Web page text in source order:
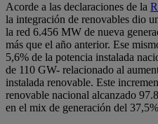
Acorde a las declaraciones de la
la integración de renovables dio
la red 6.456 MW de nueva
más que el año anterior. Ese
5,6% de la potencia instalada
de 110 GW- relacionado al
instalada renovable. Este
renovable nacional alcanzado
en el mix de generación del